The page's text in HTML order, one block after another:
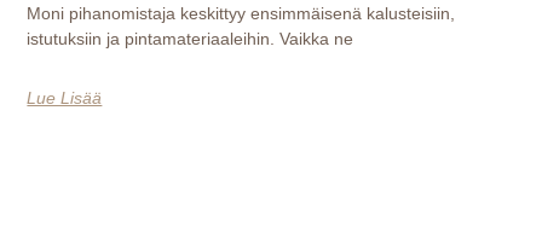
Moni pihanomistaja keskittyy ensimmäisenä kalusteisiin,
istutuksiin ja pintamateriaaleihin. Vaikka ne
Lue Lisää